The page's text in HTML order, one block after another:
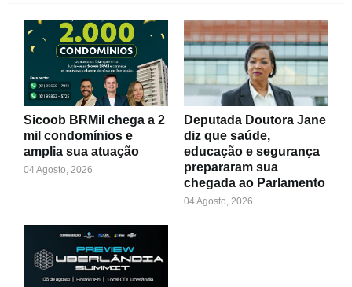
Sicoob BRMil chega a 2
mil condomínios e
amplia sua atuação
04 Agosto, 2026
Deputada Doutora Jane
diz que saúde,
educação e segurança
prepararam sua
chegada ao Parlamento
04 Agosto, 2026